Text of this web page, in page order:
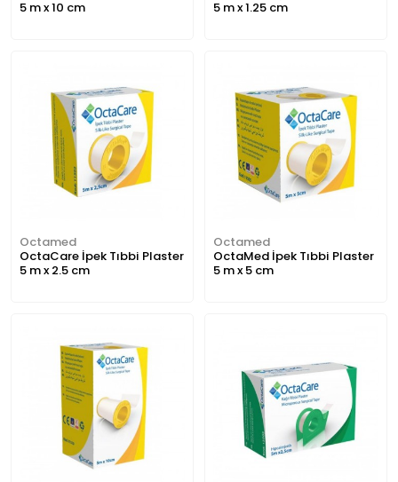
5 m x 10 cm
5 m x 1.25 cm
Octamed
OctaCare İpek Tıbbi Plaster
5 m x 2.5 cm
Octamed
OctaMed İpek Tıbbi Plaster
5 m x 5 cm